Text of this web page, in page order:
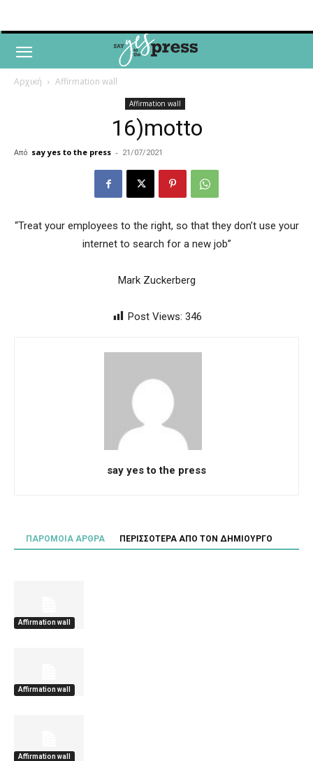
Αρχική Affirmation wall
Affirmation wall
16)motto
Από say yes to the press - 21/07/2021
“Treat your employees to the right, so that they don’t use your
internet to search for a new job”
Mark Zuckerberg
Post Views: 346
say yes to the press
ΠΑΡΟΜΟΙΑ ΑΡΘΡΑ ΠΕΡΙΣΣΟΤΕΡΑ ΑΠΟ ΤΟΝ ΔΗΜΙΟΥΡΓΟ
Affirmation wall
Affirmation wall
Affirmation wall